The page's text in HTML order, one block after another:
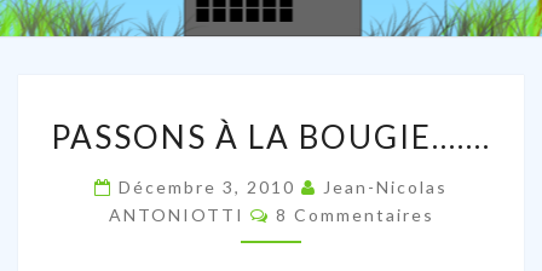
À
BOUGIE…….
PASSONS À LA BOUGIE…….
Décembre 3, 2010
Jean-Nicolas
ANTONIOTTI
Commentaires
8 Commentaires